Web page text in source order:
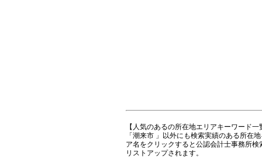
【人気のあるの所在地エリアキーワード一
「潮来市 」以外にも検索実績のある所在
ア名をクリックすると公認会計士事務所
リストアップされます。